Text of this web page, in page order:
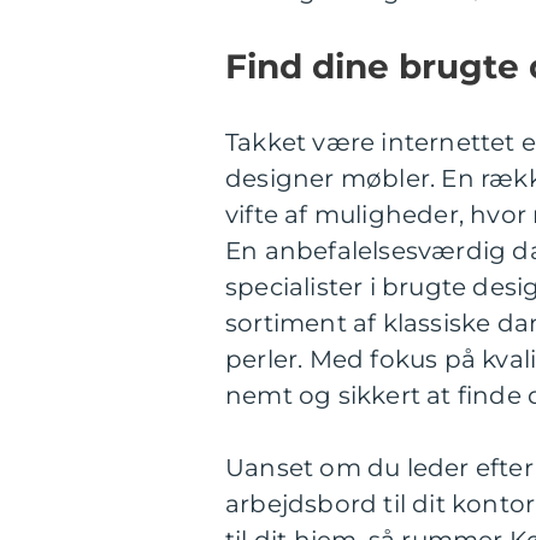
Find dine brugte
Takket være internettet
designer møbler. En
vifte af muligheder,
En anbefalelsesværdig
specialister i brugte
sortiment af klassiske
perler. Med fokus på
nemt og sikkert at finde
Uanset om du leder
arbejdsbord til dit